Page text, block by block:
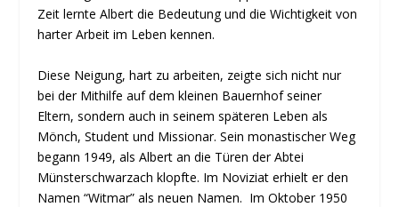
Zeit lernte Albert die Bedeutung und die Wichtigkeit von
harter Arbeit im Leben kennen.
Diese Neigung, hart zu arbeiten, zeigte sich nicht nur
bei der Mithilfe auf dem kleinen Bauernhof seiner
Eltern, sondern auch in seinem späteren Leben als
Mönch, Student und Missionar. Sein monastischer Weg
begann 1949, als Albert an die Türen der Abtei
Münsterschwarzach klopfte. Im Noviziat erhielt er den
Namen “Witmar” als neuen Namen. Im Oktober 1950